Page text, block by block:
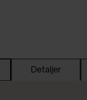
Detaljer